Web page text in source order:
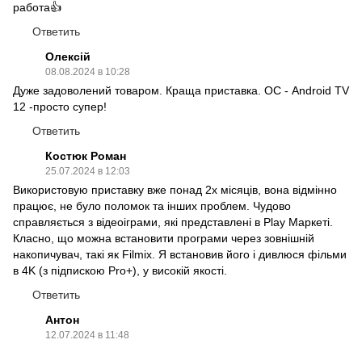
работа👍
Ответить
Олексій
08.08.2024 в 10:28
Дуже задоволений товаром. Краща приставка. ОС - Android TV
12 -просто супер!
Ответить
Костюк Роман
25.07.2024 в 12:03
Використовую приставку вже понад 2х місяців, вона відмінно
працює, не було поломок та інших проблем. Чудово
справляється з відеоіграми, які представлені в Play Маркеті.
Класно, що можна встановити програми через зовнішній
накопичувач, такі як Filmix. Я встановив його і дивлюся фільми
в 4K (з підпискою Pro+), у високій якості.
Ответить
Антон
12.07.2024 в 11:48